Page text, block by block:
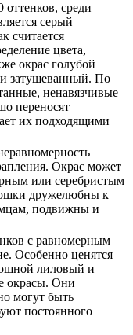
оттенков, среди
серый
считается
цвета,
окрас голубой
затушеванный. По
ненавязчивые
переносят
их подходящими
Окрас может
или серебристым
дружелюбны к
подвижны и
с равномерным
Особенно ценятся
лиловый и
окрасы. Они
могут быть
постоянного